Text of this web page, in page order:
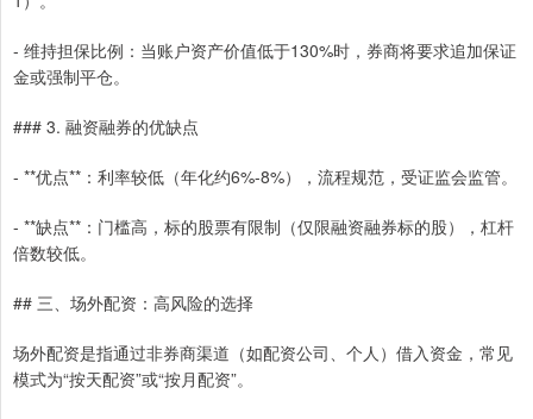
- 维持担保比例：当账户资产价值低于130%时，券商将要求追加保证
金或强制平仓。
### 3. 融资融券的优缺点
- **优点**：利率较低（年化约6%-8%），流程规范，受证监会监管。
- **缺点**：门槛高，标的股票有限制（仅限融资融券标的股），杠杆
倍数较低。
## 三、场外配资：高风险的选择
场外配资是指通过非券商渠道（如配资公司、个人）借入资金，常见
模式为“按天配资”或“按月配资”。